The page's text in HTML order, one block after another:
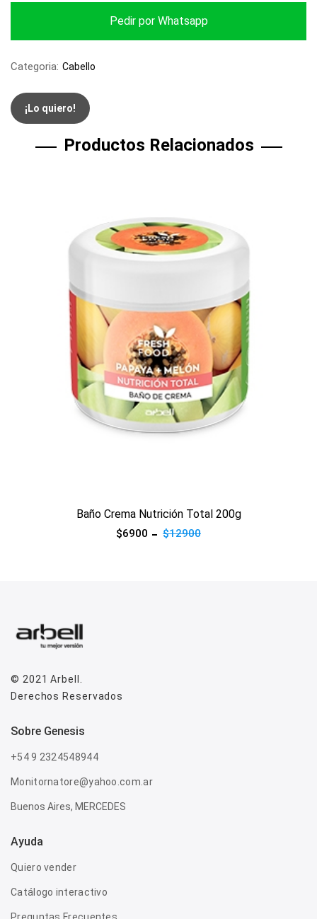
Pedir por Whatsapp
Categoria: Cabello
¡Lo quiero!
Productos Relacionados
Baño Crema Nutrición Total 200g
$6900 $12900
© 2021Arbell
Derechos Reservados
sobre genesis
+54 9 2324548944
Monitornatore@yahoo.com.ar
Buenos Aires, MERCEDES
Ayuda
Quiero vender
Catálogo interactivo